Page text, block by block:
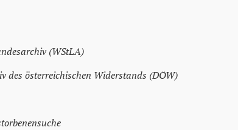
(WStLA)
des österreichischen Widerstands (DÖW)